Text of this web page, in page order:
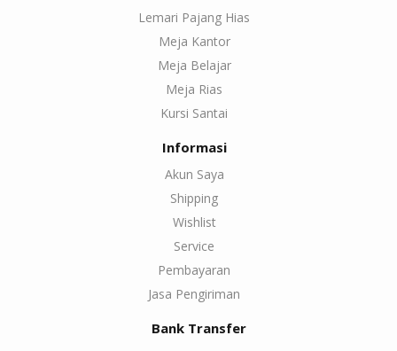
Lemari Pajang Hias
Meja Kantor
Meja Belajar
Meja Rias
Kursi Santai
Informasi
Akun Saya
Shipping
Wishlist
Service
Pembayaran
Jasa Pengiriman
Bank Transfer